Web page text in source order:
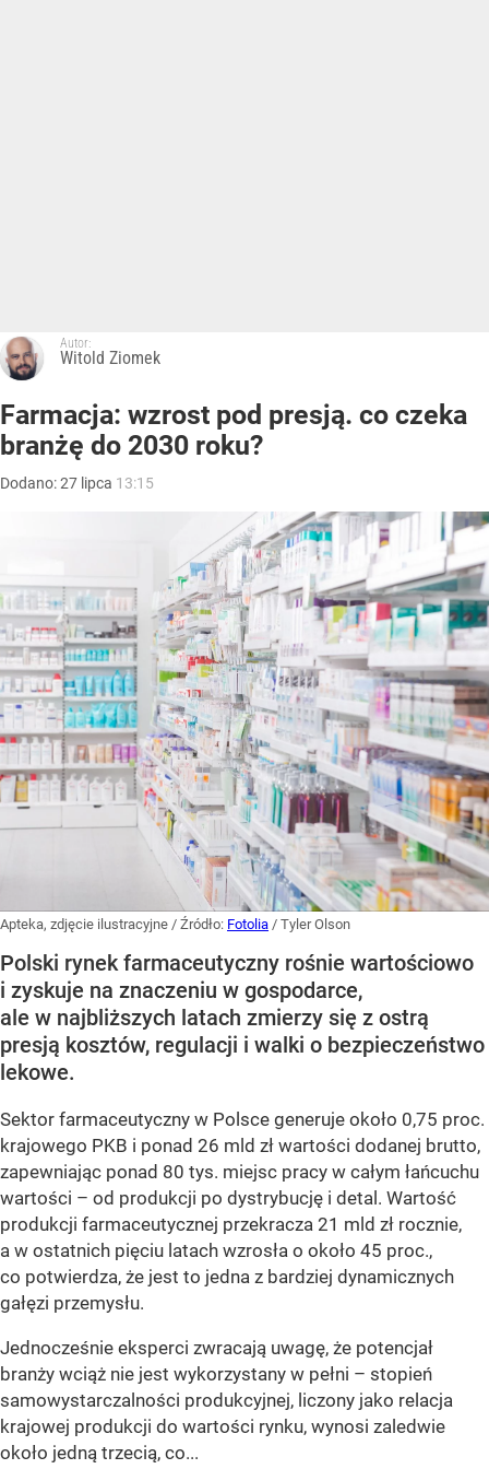
Autor:
Witold Ziomek
Farmacja: wzrost pod presją. co czeka
branżę do 2030 roku?
Dodano:27 lipca 13:15
Apteka, zdjęcie ilustracyjne / Źródło: Fotolia / Tyler Olson
Polski rynek farmaceutyczny rośnie wartościowo
i zyskuje na znaczeniu w gospodarce,
ale w najbliższych latach zmierzy się z ostrą
presją kosztów, regulacji i walki o bezpieczeństwo
lekowe.
Sektor farmaceutyczny w Polsce generuje około 0,75 proc.
krajowego PKB i ponad 26 mld zł wartości dodanej brutto,
zapewniając ponad 80 tys. miejsc pracy w całym łańcuchu
wartości – od produkcji po dystrybucję i detal. Wartość
produkcji farmaceutycznej przekracza 21 mld zł rocznie,
a w ostatnich pięciu latach wzrosła o około 45 proc.,
co potwierdza, że jest to jedna z bardziej dynamicznych
gałęzi przemysłu.
Jednocześnie eksperci zwracają uwagę, że potencjał
branży wciąż nie jest wykorzystany w pełni – stopień
samowystarczalności produkcyjnej, liczony jako relacja
krajowej produkcji do wartości rynku, wynosi zaledwie
około jedną trzecią, co...